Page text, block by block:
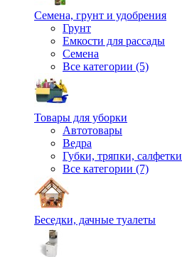
Семена, грунт и удобрения
Грунт
Емкости для рассады
Семена
Все категории (5)
Товары для уборки
Автотовары
Ведра
Губки, тряпки, салфетки
Все категории (7)
Беседки, дачные туалеты